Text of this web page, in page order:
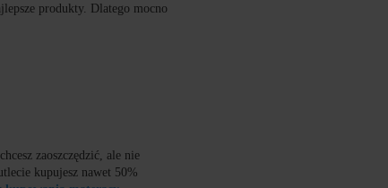
produkty. Dlatego mocno
zaoszczędzić, ale nie
kupujesz nawet 50%